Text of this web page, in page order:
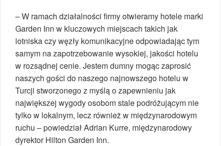
– W ramach działalności firmy otwieramy hotele marki
Garden Inn w kluczowych miejscach takich jak
lotniska czy węzły komunikacyjne odpowiadając tym
samym na zapotrzebowanie wysokiej, jakości hotelu
w rozsądnej cenie. Jestem dumny mogąc zaprosić
naszych gości do naszego najnowszego hotelu w
Turcji stworzonego z myślą o zapewnieniu jak
największej wygody osobom stale podróżującym nie
tylko w lokalnym, lecz również w międzynarodowym
ruchu – powiedział Adrian Kurre, międzynarodowy
dyrektor Hilton Garden Inn.